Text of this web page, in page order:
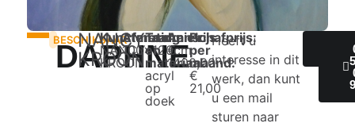
BESCHIKBAAR
DAPHNE
NANCY
KROON
Kunstenaar:
NANCY
KROON
Afmeting:
100x120cm
Techniek
en
materiaal:
acryl
op
doek
Aanschafprijs:
€
1400,00
Prijs
per
maand:
€
21,00
Heeft u
interesse in dit
werk, dan kunt
u een mail
sturen naar